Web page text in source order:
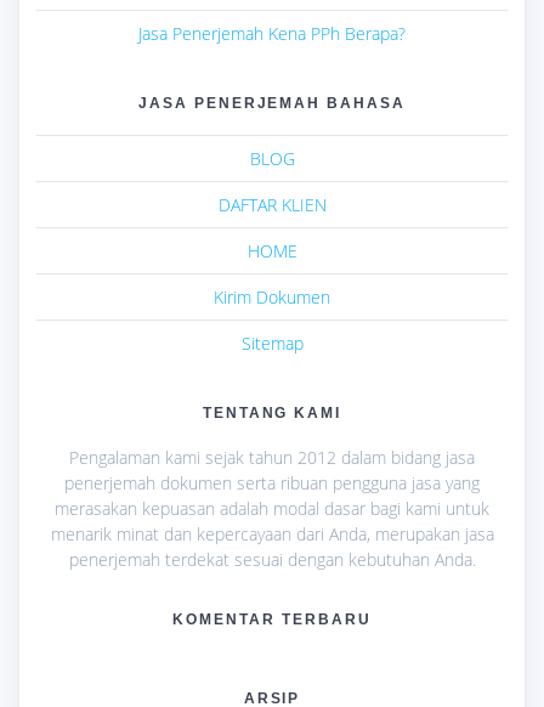
Jasa Penerjemah Kena PPh Berapa?
JASA PENERJEMAH BAHASA
BLOG
DAFTAR KLIEN
HOME
Kirim Dokumen
Sitemap
TENTANG KAMI
Pengalaman kami sejak tahun 2012 dalam bidang jasa
penerjemah dokumen serta ribuan pengguna jasa yang
merasakan kepuasan adalah modal dasar bagi kami untuk
menarik minat dan kepercayaan dari Anda, merupakan jasa
penerjemah terdekat sesuai dengan kebutuhan Anda.
KOMENTAR TERBARU
ARSIP